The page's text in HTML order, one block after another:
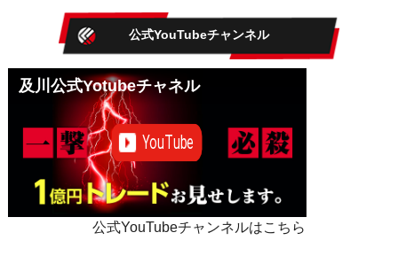
公式YouTubeチャンネル
及川公式Yotubeチャネル
公式YouTubeチャンネルはこちら